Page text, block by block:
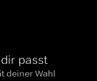
passt
deiner Wahl